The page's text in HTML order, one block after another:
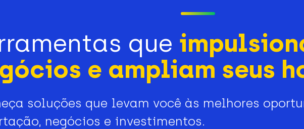
que
e ampliam seus
soluções que levam você às melhores
negócios e investimentos.